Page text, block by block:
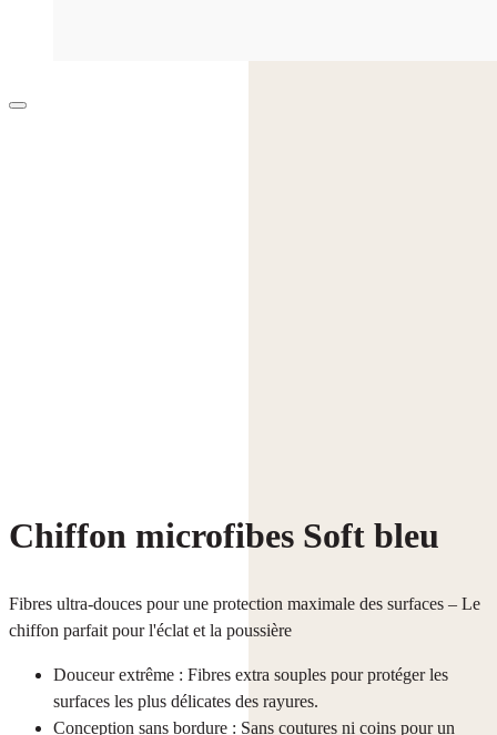
Chiffon microfibes Soft bleu
Fibres ultra-douces pour une protection maximale des surfaces – Le
chiffon parfait pour l'éclat et la poussière
Douceur extrême : Fibres extra souples pour protéger les
surfaces les plus délicates des rayures.
Conception sans bordure : Sans coutures ni coins pour un